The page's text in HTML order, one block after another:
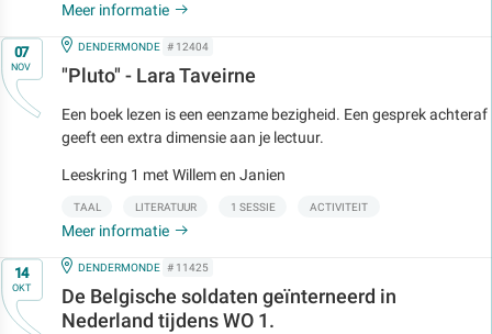
Meer informatie
Op07
NOV
IN
DENDERMONDE # 12404
"Pluto" - Lara Taveirne
Een boek lezen is een eenzame bezigheid. Een gesprek achteraf
geeft een extra dimensie aan je lectuur.
Leeskring 1 met Willem en Janien
TAAL LITERATUUR 1 SESSIE ACTIVITEIT
Meer informatie
Op14
OKT
IN
DENDERMONDE # 11425
De Belgische soldaten geïnterneerd in
Nederland tijdens WO 1.